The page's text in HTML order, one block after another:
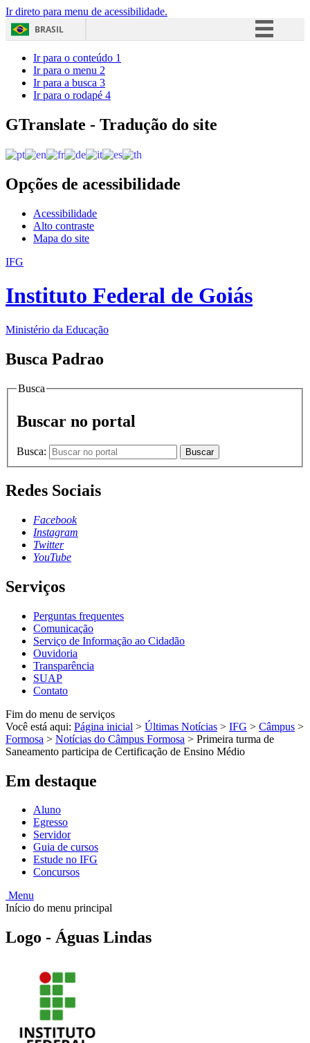
Ir direto para menu de acessibilidade.
BRASIL
Acesso à informação
Ir para o conteúdo 1
Ir para o menu 2
Ir para a busca 3
Ir para o rodapé 4
GTranslate - Tradução do site
Opções de acessibilidade
Acessibilidade
Alto contraste
Mapa do site
IFG
Instituto Federal de Goiás
Ministério da Educação
Busca Padrao
Busca
Buscar no portal
Busca: Buscar
Redes Sociais
Facebook
Instagram
Twitter
YouTube
Serviços
Perguntas frequentes
Comunicação
Serviço de Informação ao Cidadão
Ouvidoria
Transparência
SUAP
Contato
Fim do menu de serviços
Você está aqui: Página inicial > Últimas Notícias > IFG > Câmpus >
Formosa > Notícias do Câmpus Formosa > Primeira turma de
Saneamento participa de Certificação de Ensino Médio
Em destaque
Aluno
Egresso
Servidor
Guia de cursos
Estude no IFG
Concursos
Menu
Início do menu principal
Logo - Águas Lindas